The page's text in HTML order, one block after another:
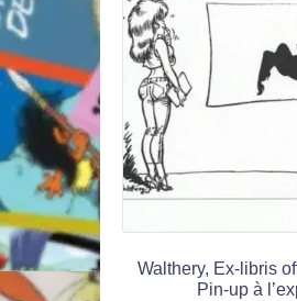
Walthery, Ex-libris
Pin-up à